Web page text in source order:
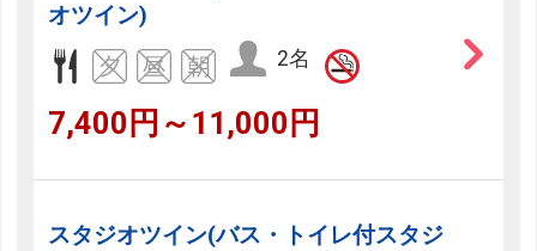
オツイン)
2名
7,400円～11,000円
スタジオツイン(バス・トイレ付スタジ